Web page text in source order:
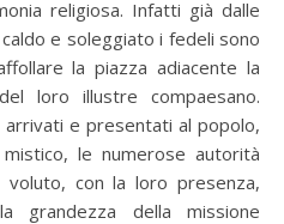
religiosa. Infatti già dalle
e soleggiato i fedeli sono
la piazza adiacente la
loro illustre compaesano.
arrivati e presentati al popolo,
le numerose autorità
con la loro presenza,
grandezza della missione